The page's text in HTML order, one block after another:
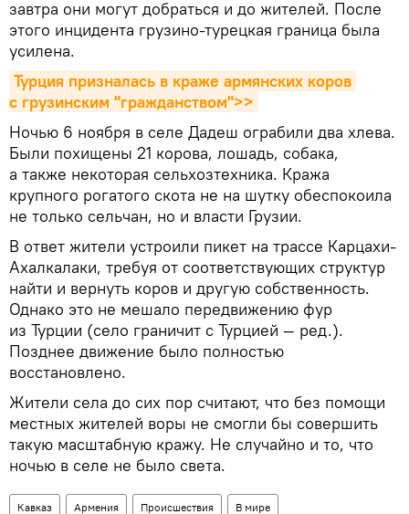
завтра они могут добраться и до жителей. После
этого инцидента грузино-турецкая граница была
усилена.
Турция призналась в краже армянских коров
с грузинским "гражданством">>
Ночью 6 ноября в селе Дадеш ограбили два хлева.
Были похищены 21 корова, лошадь, собака,
а также некоторая сельхозтехника. Кража
крупного рогатого скота не на шутку обеспокоила
не только сельчан, но и власти Грузии.
В ответ жители устроили пикет на трассе Карцахи-
Ахалкалаки, требуя от соответствующих структур
найти и вернуть коров и другую собственность.
Однако это не мешало передвижению фур
из Турции (село граничит с Турцией — ред.).
Позднее движение было полностью
восстановлено.
Жители села до сих пор считают, что без помощи
местных жителей воры не смогли бы совершить
такую масштабную кражу. Не случайно и то, что
ночью в селе не было света.
Кавказ Армения Происшествия В мире